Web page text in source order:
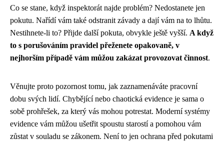
Co se stane, když inspektorát najde problém? Nedostanete jen
pokutu. Nařídí vám také odstranit závady a dají vám na to lhůtu.
Nestihnete-li to? Přijde další pokuta, obvykle ještě vyšší. A když
to s porušováním pravidel přeženete opakovaně, v
nejhorším případě vám můžou zakázat provozovat činnost.
Věnujte proto pozornost tomu, jak zaznamenáváte pracovní
dobu svých lidí. Chybějící nebo chaotická evidence je sama o
sobě prohřešek, za který vás mohou potrestat. Moderní systémy
evidence vám můžou ušetřit spoustu starostí a pomohou vám
zůstat v souladu se zákonem. Není to jen ochrana před pokutami